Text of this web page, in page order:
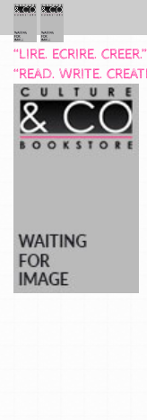
“LIRE. ECRIRE. CREER.”
“READ. WRITE.